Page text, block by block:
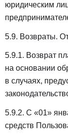
юридическим
5.9. Возвраты.
5.9.1. Возврат
на основании
в случаях,
5.9.2. С «01»
средств